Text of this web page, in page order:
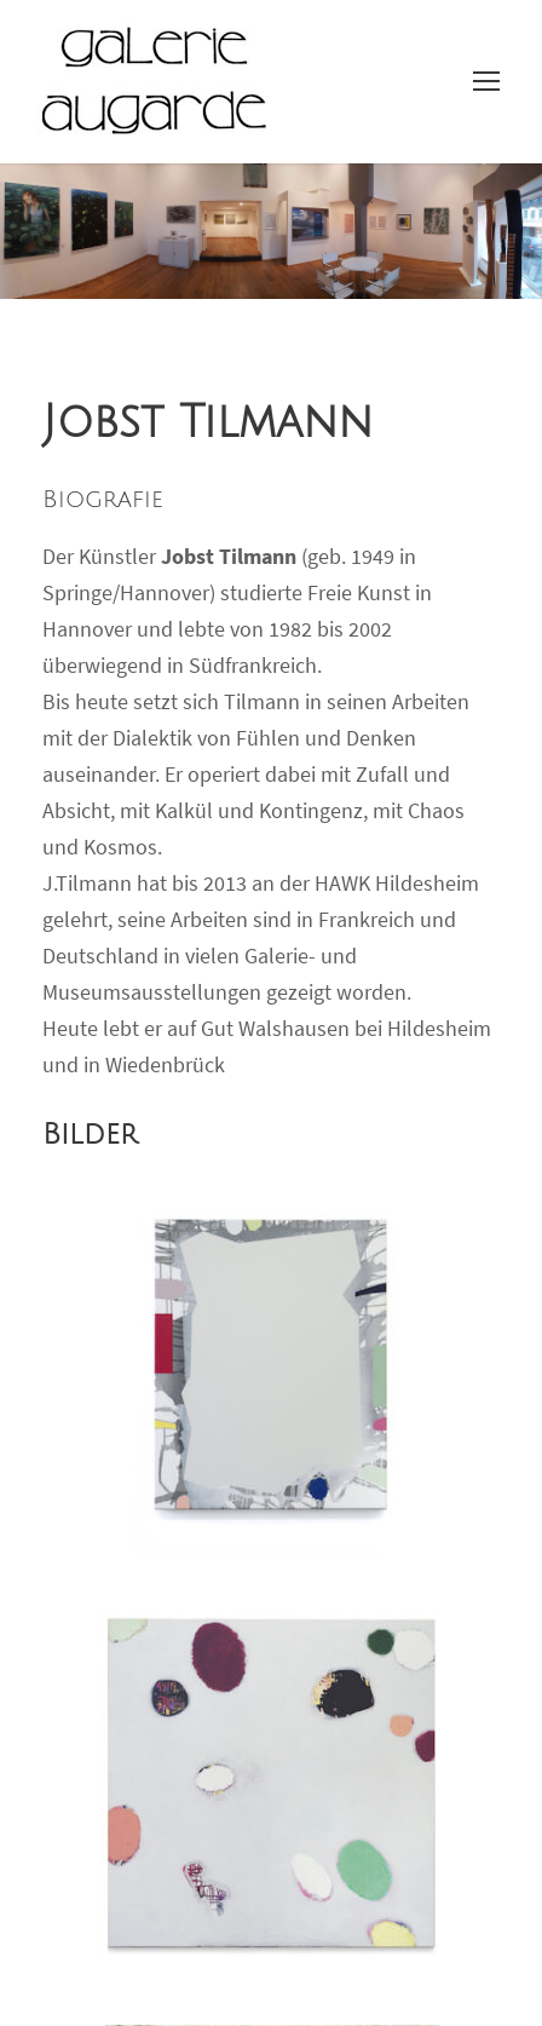
Jobst Tilmann
Biografie
Der KünstlerJobst Tilmann (geb. 1949 in
Springe/Hannover) studierte Freie Kunst in
Hannover und lebte von 1982 bis 2002
überwiegend in Südfrankreich.
Bis heute setzt sich Tilmann in seinen Arbeiten
mit der Dialektik von Fühlen und Denken
auseinander. Er operiert dabei mit Zufall und
Absicht, mit Kalkül und Kontingenz, mit Chaos
und Kosmos.
J.Tilmann hat bis 2013 an der HAWK Hildesheim
gelehrt, seine Arbeiten sind in Frankreich und
Deutschland in vielen Galerie- und
Museumsausstellungen gezeigt worden.
Heute lebt er auf Gut Walshausen bei Hildesheim
und in Wiedenbrück
Bilder